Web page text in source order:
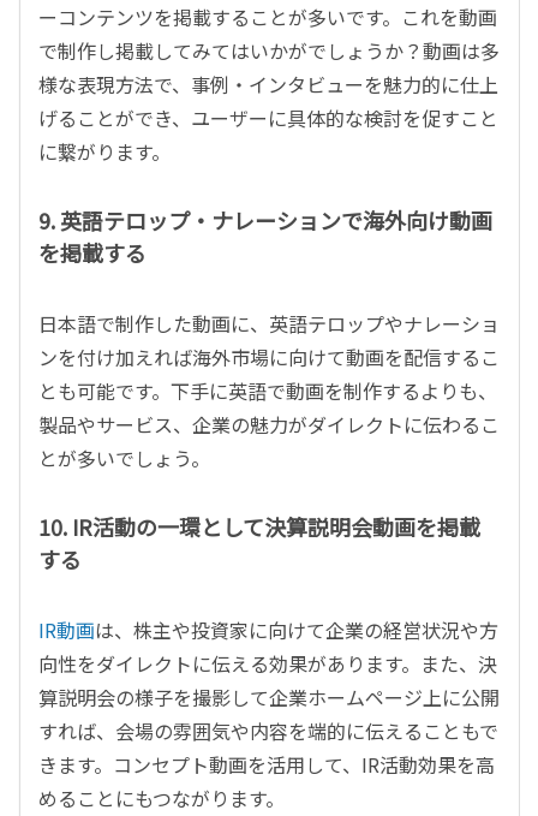
ーコンテンツを掲載することが多いです。これを動画
で制作し掲載してみてはいかがでしょうか？動画は多
様な表現方法で、事例・インタビューを魅力的に仕上
げることができ、ユーザーに具体的な検討を促すこと
に繋がります。
9. 英語テロップ・ナレーションで海外向け動画
を掲載する
日本語で制作した動画に、英語テロップやナレーショ
ンを付け加えれば海外市場に向けて動画を配信するこ
とも可能です。下手に英語で動画を制作するよりも、
製品やサービス、企業の魅力がダイレクトに伝わるこ
とが多いでしょう。
10. IR活動の一環として決算説明会動画を掲載
する
IR動画は、株主や投資家に向けて企業の経営状況や方
向性をダイレクトに伝える効果があります。また、決
算説明会の様子を撮影して企業ホームページ上に公開
すれば、会場の雰囲気や内容を端的に伝えることもで
きます。コンセプト動画を活用して、IR活動効果を高
めることにもつながります。